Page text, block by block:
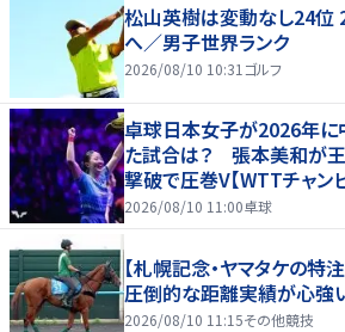
松山英樹は変動なし24位
へ／男子世界ランク
2026/08/10 10:31 ゴルフ
卓球日本女子が2026年に
た試合は？ 張本美和が
撃破で圧巻V【WTTチャン
2026/08/10 11:00卓球
【札幌記念・ヤマタケの特
圧倒的な距離実績が心強
2026/08/10 11:15その他競技